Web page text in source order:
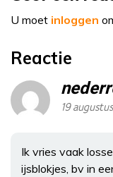
U moet inloggen
Reactie
19
Ik vries vaak
ijsblokjes, bv in